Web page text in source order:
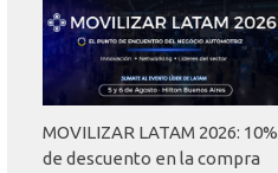
MOVILIZAR LATAM 2026: 10%
de descuento en la compra